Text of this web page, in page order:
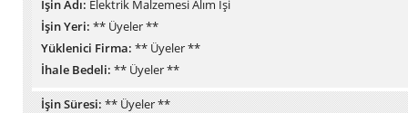
İşin Adı: Elektrik Malzemesi Alım İşi
İşin Yeri: ** Üyeler **
Yüklenici Firma: ** Üyeler **
İhale Bedeli: ** Üyeler **
İşin Süresi:** Üyeler **